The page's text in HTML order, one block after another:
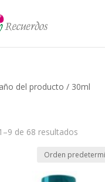
del producto / 30ml
de 68 resultados